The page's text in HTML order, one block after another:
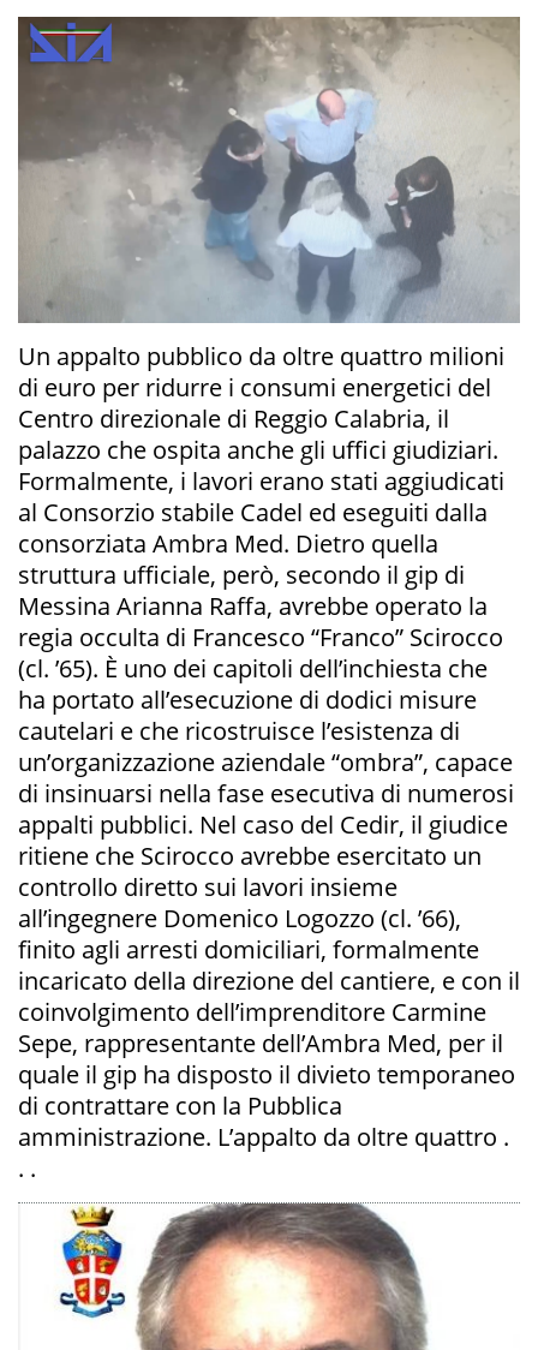
Un appalto pubblico da oltre quattro milioni
di euro per ridurre i consumi energetici del
Centro direzionale di Reggio Calabria, il
palazzo che ospita anche gli uffici giudiziari.
Formalmente, i lavori erano stati aggiudicati
al Consorzio stabile Cadel ed eseguiti dalla
consorziata Ambra Med. Dietro quella
struttura ufficiale, però, secondo il gip di
Messina Arianna Raffa, avrebbe operato la
regia occulta di Francesco “Franco” Scirocco
(cl. ’65). È uno dei capitoli dell’inchiesta che
ha portato all’esecuzione di dodici misure
cautelari e che ricostruisce l’esistenza di
un’organizzazione aziendale “ombra”, capace
di insinuarsi nella fase esecutiva di numerosi
appalti pubblici. Nel caso del Cedir, il giudice
ritiene che Scirocco avrebbe esercitato un
controllo diretto sui lavori insieme
all’ingegnere Domenico Logozzo (cl. ’66),
finito agli arresti domiciliari, formalmente
incaricato della direzione del cantiere, e con il
coinvolgimento dell’imprenditore Carmine
Sepe, rappresentante dell’Ambra Med, per il
quale il gip ha disposto il divieto temporaneo
di contrattare con la Pubblica
amministrazione. L’appalto da oltre quattro .
. .